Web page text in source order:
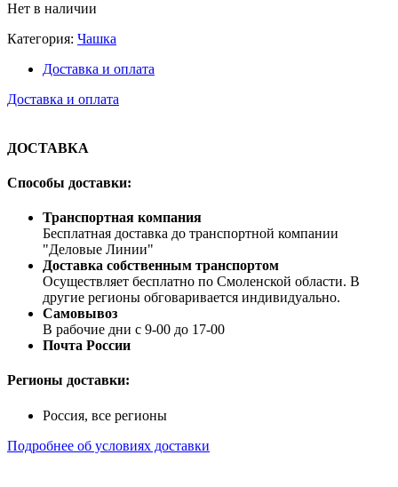
Нет в наличии
Категория: Чашка
Доставка и оплата
Доставка и оплата
ДОСТАВКА
Способы доставки:
Транспортная компания
Бесплатная доставка до транспортной компании
"Деловые Линии"
Доставка собственным транспортом
Осуществляет бесплатно по Смоленской области. В
другие регионы обговаривается индивидуально.
Самовывоз
В рабочие дни с 9-00 до 17-00
Почта России
Регионы доставки:
Россия, все регионы
Подробнее об условиях доставки